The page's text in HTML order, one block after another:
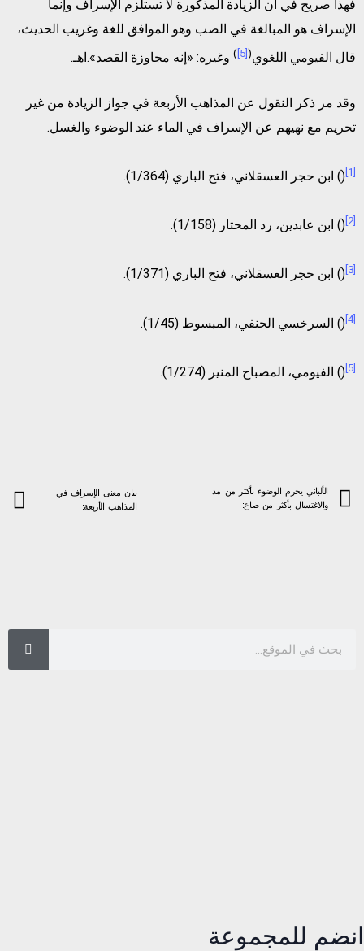
فهذا صريح في أن الزيادة المذكورة لا تستلزم الإسراف وإنما
الإسراف هو المبالغة في الصب وهو الموافق للغة وغريب الحديث،
قال الفيومي اللغوي(
) وغيره: «إنه مجاوزة القصد».اهـ.
وقد مر ذكر النقول عن المذاهب الأربعة في جواز الزيادة من غير
تحريم مع نهيهم عن الإسراف في الماء عند الوضوء والغسل.
[1] () ابن حجر العسقلاني، فتح الباري (1/364).
() ابن عابدين، رد المحتار (1/158).
() ابن حجر العسقلاني، فتح الباري (1/371).
[4] () السرخسي الحنفي، المبسوط (1/45).
() الفيومي، المصباح المنير (1/274).
الألباني يحرم الوضوء بأكثر من مد
والاغتسال بأكثر من صاع:
بيان معنى الإسراف في
المذاهب الأربعة:
انضم للمجموعة